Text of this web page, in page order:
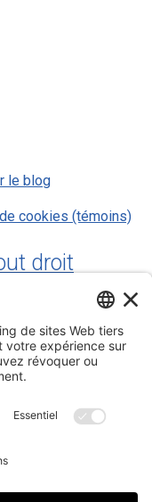
le blog
cookies (témoins)
droit